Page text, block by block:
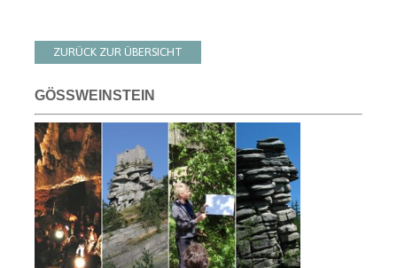
ZURÜCK ZUR ÜBERSICHT
GÖSSWEINSTEIN